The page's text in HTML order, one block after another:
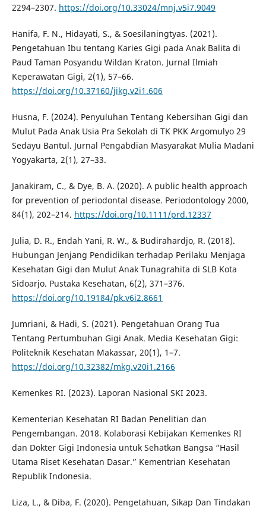
2294–2307. https://doi.org/10.33024/mnj.v5i7.9049
Hanifa, F. N., Hidayati, S., & Soesilaningtyas. (2021).
Pengetahuan Ibu tentang Karies Gigi pada Anak Balita di
Paud Taman Posyandu Wildan Kraton. Jurnal Ilmiah
Keperawatan Gigi, 2(1), 57–66.
https://doi.org/10.37160/jikg.v2i1.606
Husna, F. (2024). Penyuluhan Tentang Kebersihan Gigi dan
Mulut Pada Anak Usia Pra Sekolah di TK PKK Argomulyo 29
Sedayu Bantul. Jurnal Pengabdian Masyarakat Mulia Madani
Yogyakarta, 2(1), 27–33.
Janakiram, C., & Dye, B. A. (2020). A public health approach
for prevention of periodontal disease. Periodontology 2000,
84(1), 202–214. https://doi.org/10.1111/prd.12337
Julia, D. R., Endah Yani, R. W., & Budirahardjo, R. (2018).
Hubungan Jenjang Pendidikan terhadap Perilaku Menjaga
Kesehatan Gigi dan Mulut Anak Tunagrahita di SLB Kota
Sidoarjo. Pustaka Kesehatan, 6(2), 371–376.
https://doi.org/10.19184/pk.v6i2.8661
Jumriani, & Hadi, S. (2021). Pengetahuan Orang Tua
Tentang Pertumbuhan Gigi Anak. Media Kesehatan Gigi:
Politeknik Kesehatan Makassar, 20(1), 1–7.
https://doi.org/10.32382/mkg.v20i1.2166
Kemenkes RI. (2023). Laporan Nasional SKI 2023.
Kementerian Kesehatan RI Badan Penelitian dan
Pengembangan. 2018. Kolaborasi Kebijakan Kemenkes RI
dan Dokter Gigi Indonesia untuk Sehatkan Bangsa “Hasil
Utama Riset Kesehatan Dasar.” Kementrian Kesehatan
Republik Indonesia.
Liza, L., & Diba, F. (2020). Pengetahuan, Sikap Dan Tindakan